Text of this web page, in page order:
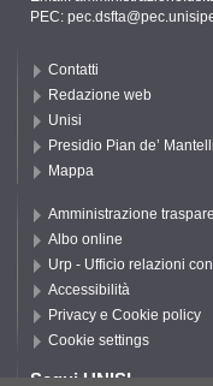
PEC:
Contatti
Redazione web
Unisi
Presidio Pian de’
Mappa
Amministrazione
Albo online
Urp - Ufficio relazioni
Accessibilità
Privacy e Cookie policy
Cookie settings
Segui UNISI